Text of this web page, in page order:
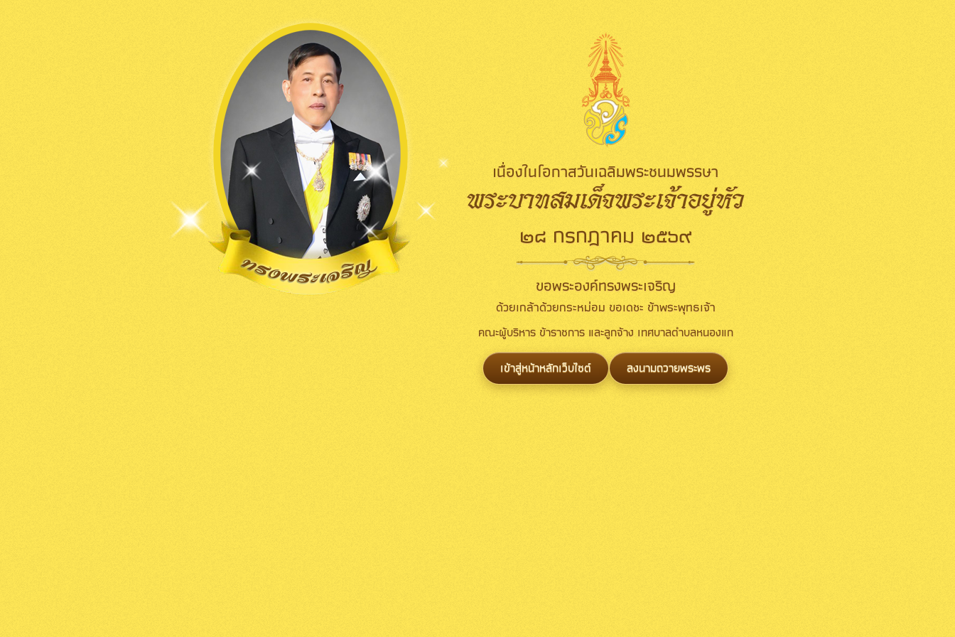
เนื่องในโอกาสวันเฉลิมพระชนมพรรษา
พระบาทสมเด็จพระเจ้าอยู่หัว
๒๘ กรกฎาคม ๒๕๖๙
ขอพระองค์ทรงพระเจริญ
ด้วยเกล้าด้วยกระหม่อม ขอเดชะ ข้าพระพุทธเจ้า
คณะผู้บริหาร ข้าราชการ และลูกจ้าง เทศบาลตำบลหนองแก
เข้าสู่หน้าหลักเว็บไซต์
ลงนามถวายพระพร